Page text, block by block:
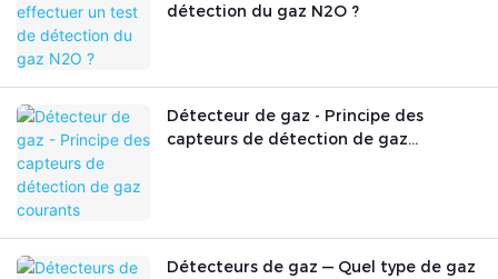
détection du gaz N2O ?
Détecteur de gaz - Principe des
capteurs de détection de gaz
Détecteurs de gaz — Quel type de gaz